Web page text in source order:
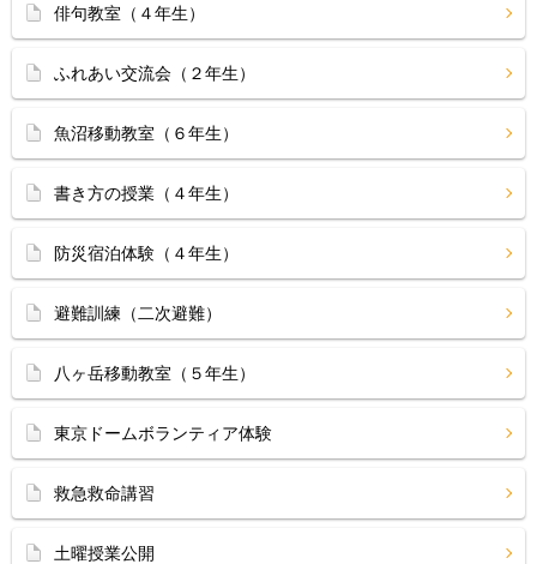
俳句教室（４年生）
ふれあい交流会（２年生）
魚沼移動教室（６年生）
書き方の授業（４年生）
防災宿泊体験（４年生）
避難訓練（二次避難）
八ヶ岳移動教室（５年生）
東京ドームボランティア体験
救急救命講習
土曜授業公開